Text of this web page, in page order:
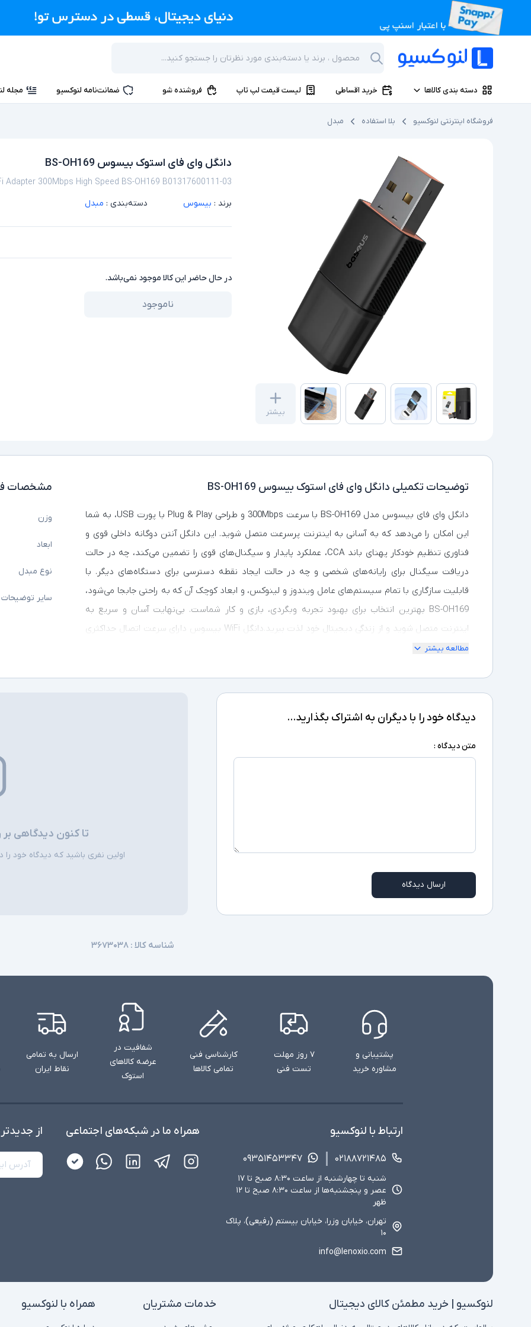
دسته بندی کالاها خرید اقساطی لیست قیمت لپ تاپ فروشنده شو ضمانت‌نامه لنوکسیو مجله
فروشگاه اینترنتی لنوکسیو بلا استفاده مبدل
بیشتر
دانگل وای فای استوک بیسوس BS-OH169
Adapter 300Mbps High Speed BS-OH169 B01317600111-03
برند : بیسوس دسته‌بندی : مبدل
در حال حاضر این کالا موجود نمی‌باشد.
ناموجود
توضیحات تکمیلی دانگل وای فای استوک بیسوس BS-OH169
دانگل وای فای بیسوس مدل BS-OH169 با سرعت 300Mbps و طراحی Plug & Play با پورت USB، به شما
این امکان را می‌دهد که به آسانی به اینترنت پرسرعت متصل شوید. این دانگل آنتن دوگانه داخلی قوی و
فناوری تنظیم خودکار پهنای باند CCA، عملکرد پایدار و سیگنال‌های قوی را تضمین می‌کند، چه در حالت
دریافت سیگنال برای رایانه‌های شخصی و چه در حالت ایجاد نقطه دسترسی برای دستگاه‌های دیگر. با
قابلیت سازگاری با تمام سیستم‌های عامل ویندوز و لینوکس، و ابعاد کوچک آن که به راحتی جابجا می‌شود،
BS-OH169 بهترین انتخاب برای بهبود تجربه وبگردی، بازی و کار شماست. بی‌نهایت آسان و سریع به
اینترنت متصل شوید و از زندگی دیجیتال خود لذت ببرید.دانگل WiFi بیسوس دارای سرعت اتصال حداکثری
300 مگابیت بر ثانیه است. این سرعت می‌تواند تجربه‌ی بی‌نقصی از مرور وب، استریم و بازی‌های آنلاین را
بیسوس به فناوری Plug & Play مجهز است و به شما این امکان را می‌دهد که تنها کافی است آن را به
پورت USB کامپیوتر یا لپ‌تاپ خود متصل کنید و به اینترنت وصل شوید. بدین شکل، دیگر نیازی به نصب
درایورهای اضافی نیست و کاربران می‌توانند به راحتی و بدون دغدغه از آن استفاده کنند.
مطالعه بیشتر
مشخصات
وزن
ابعاد
نوع مبدل
سایر توضیحات
دیدگاه خود را با دیگران به اشتراک بگذارید...
متن دیدگاه :
ارسال دیدگاه
تا کنون دیدگاهی
اولین نفری باشید که دیدگاه خود را
شناسه کالا : ۳۶۷۳۰۳۸
پشتیبانی و
مشاوره خرید
۷ روز مهلت
تست فنی
کارشناسی فنی
تمامی کالاها
شفافیت در
عرضه کالاهای
استوک
ارسال به تمامی
نقاط ایران
ارتباط با لنوکسیو
۰۲۱۸۸۷۲۱۴۸۵ ۰۹۳۵۱۴۵۳۳۴۷
شنبه تا چهارشنبه از ساعت ۸:۳۰ صبح تا ۱۷
عصر و پنجشنبه‌ها از ساعت ۸:۳۰ صبح تا ۱۲
ظهر
تهران، خیابان وزرا، خیابان بیستم (رفیعی)، پلاک
۱۰
info@lenoxio.com
همراه ما در شبکه‌های اجتماعی از
لنوکسیو | خرید مطمئن کالای دیجیتال خدمات مشتریان همراه با لنوکسیو